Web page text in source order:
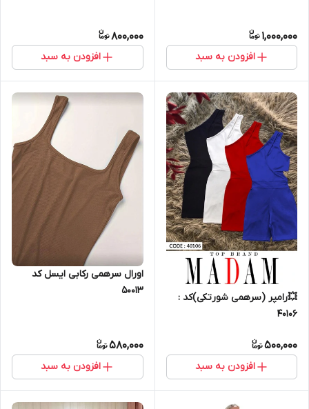
1,000,000
افزودن به سبد
800,000
افزودن به سبد
💥رامپر (سرهمی شورتکی)کد :
40106
500,000
افزودن به سبد
اورال سرهمی رکابی ایسل کد
50013
580,000
افزودن به سبد